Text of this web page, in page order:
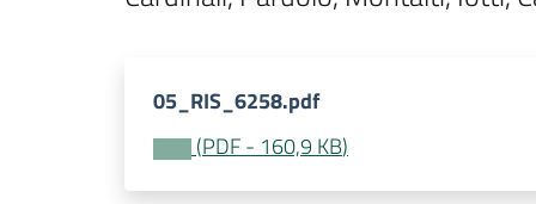
05_RIS_6258.pdf
(PDF- 160,9 KB)